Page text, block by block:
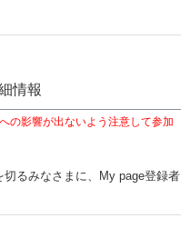
情報
の影響が出ないよう注意して参加
るみなさまに、My page登録者